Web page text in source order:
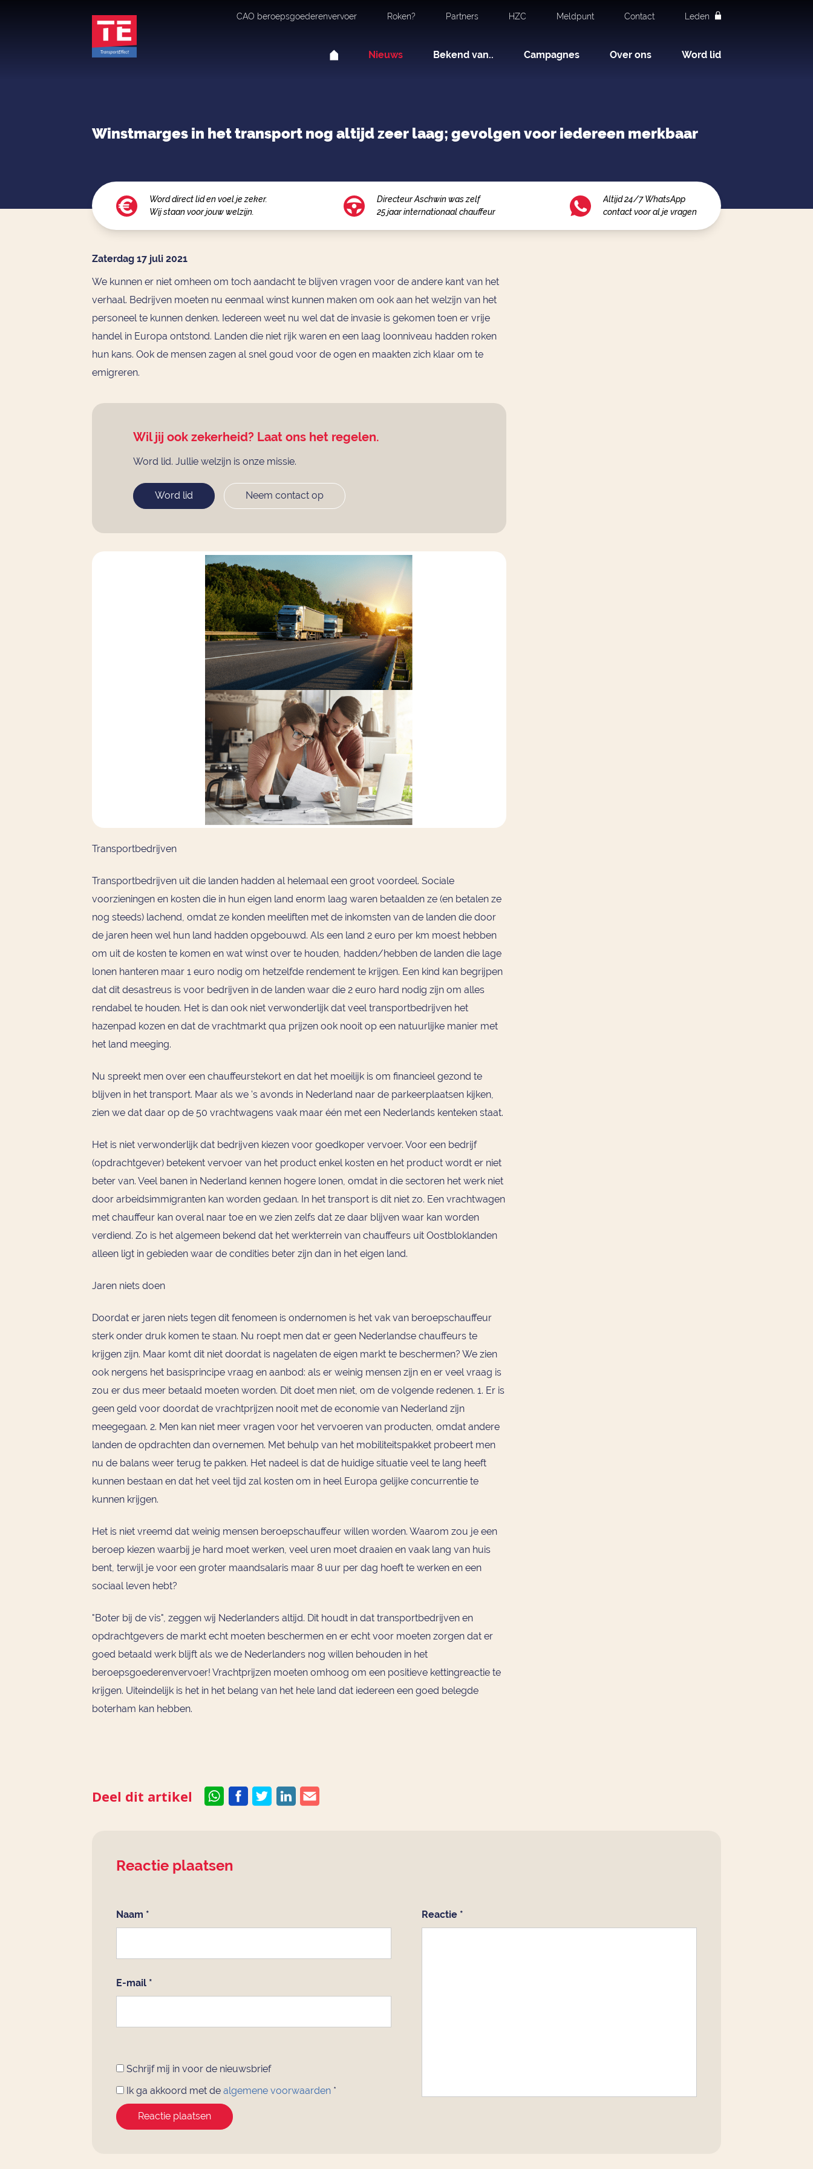
CAO beroepsgoederenvervoer Roken? Partners HZC Meldpunt Contact Leden
Nieuws Bekend van.. Campagnes Over ons Word lid
Winstmarges in het transport nog altijd zeer laag; gevolgen voor iedereen merkbaar
Word direct lid en voel je zeker.
Wij staan voor jouw welzijn.
Directeur Aschwin was zelf
25 jaar internationaal chauffeur
Altijd 24/7 WhatsApp
contact voor al je vragen
Zaterdag 17 juli 2021
We kunnen er niet omheen om toch aandacht te blijven vragen voor de andere kant van het
verhaal. Bedrijven moeten nu eenmaal winst kunnen maken om ook aan het welzijn van het
personeel te kunnen denken. Iedereen weet nu wel dat de invasie is gekomen toen er vrije
handel in Europa ontstond. Landen die niet rijk waren en een laag loonniveau hadden roken
hun kans. Ook de mensen zagen al snel goud voor de ogen en maakten zich klaar om te
emigreren.
Wil jij ook zekerheid? Laat ons het regelen.
Word lid. Jullie welzijn is onze missie.
Word lid Neem contact op
Transportbedrijven
Transportbedrijven uit die landen hadden al helemaal een groot voordeel. Sociale
voorzieningen en kosten die in hun eigen land enorm laag waren betaalden ze (en betalen ze
nog steeds) lachend, omdat ze konden meeliften met de inkomsten van de landen die door
de jaren heen wel hun land hadden opgebouwd. Als een land 2 euro per km moest hebben
om uit de kosten te komen en wat winst over te houden, hadden/hebben de landen die lage
lonen hanteren maar 1 euro nodig om hetzelfde rendement te krijgen. Een kind kan begrijpen
dat dit desastreus is voor bedrijven in de landen waar die 2 euro hard nodig zijn om alles
rendabel te houden. Het is dan ook niet verwonderlijk dat veel transportbedrijven het
hazenpad kozen en dat de vrachtmarkt qua prijzen ook nooit op een natuurlijke manier met
het land meeging.
Nu spreekt men over een chauffeurstekort en dat het moeilijk is om financieel gezond te
blijven in het transport. Maar als we 's avonds in Nederland naar de parkeerplaatsen kijken,
zien we dat daar op de 50 vrachtwagens vaak maar één met een Nederlands kenteken staat.
Het is niet verwonderlijk dat bedrijven kiezen voor goedkoper vervoer. Voor een bedrijf
(opdrachtgever) betekent vervoer van het product enkel kosten en het product wordt er niet
beter van. Veel banen in Nederland kennen hogere lonen, omdat in die sectoren het werk niet
door arbeidsimmigranten kan worden gedaan. In het transport is dit niet zo. Een vrachtwagen
met chauffeur kan overal naar toe en we zien zelfs dat ze daar blijven waar kan worden
verdiend. Zo is het algemeen bekend dat het werkterrein van chauffeurs uit Oostbloklanden
alleen ligt in gebieden waar de condities beter zijn dan in het eigen land.
Jaren niets doen
Doordat er jaren niets tegen dit fenomeen is ondernomen is het vak van beroepschauffeur
sterk onder druk komen te staan. Nu roept men dat er geen Nederlandse chauffeurs te
krijgen zijn. Maar komt dit niet doordat is nagelaten de eigen markt te beschermen? We zien
ook nergens het basisprincipe vraag en aanbod: als er weinig mensen zijn en er veel vraag is
zou er dus meer betaald moeten worden. Dit doet men niet, om de volgende redenen. 1. Er is
geen geld voor doordat de vrachtprijzen nooit met de economie van Nederland zijn
meegegaan. 2. Men kan niet meer vragen voor het vervoeren van producten, omdat andere
landen de opdrachten dan overnemen. Met behulp van het mobiliteitspakket probeert men
nu de balans weer terug te pakken. Het nadeel is dat de huidige situatie veel te lang heeft
kunnen bestaan en dat het veel tijd zal kosten om in heel Europa gelijke concurrentie te
kunnen krijgen.
Het is niet vreemd dat weinig mensen beroepschauffeur willen worden. Waarom zou je een
beroep kiezen waarbij je hard moet werken, veel uren moet draaien en vaak lang van huis
bent, terwijl je voor een groter maandsalaris maar 8 uur per dag hoeft te werken en een
sociaal leven hebt?
"Boter bij de vis", zeggen wij Nederlanders altijd. Dit houdt in dat transportbedrijven en
opdrachtgevers de markt echt moeten beschermen en er echt voor moeten zorgen dat er
goed betaald werk blijft als we de Nederlanders nog willen behouden in het
beroepsgoederenvervoer! Vrachtprijzen moeten omhoog om een positieve kettingreactie te
krijgen. Uiteindelijk is het in het belang van het hele land dat iedereen een goed belegde
boterham kan hebben.
Deel dit artikel
Reactie plaatsen
Naam *
E-mail *
Reactie *
Schrijf mij in voor de nieuwsbrief
Ik ga akkoord met de algemene voorwaarden *
Reactie plaatsen